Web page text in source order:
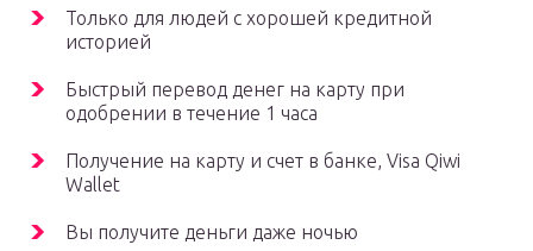
Только для людей с хорошей кредитной
историей
Быстрый перевод денег на карту при
одобрении в течение 1 часа
Получение на карту и счет в банке, Visa Qiwi
Wallet
Вы получите деньги даже ночью